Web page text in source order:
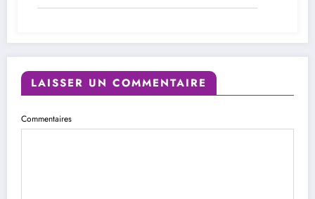
LAISSER UN COMMENTAIRE
Commentaires